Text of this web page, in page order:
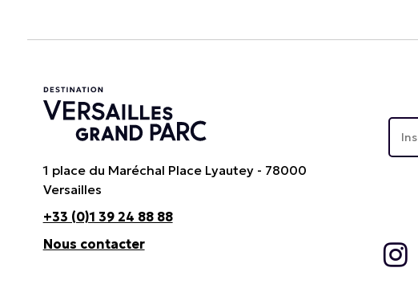
1 place du Maréchal Place Lyautey - 78000
Versailles
+33 (0)1 39 24 88 88
Nous contacter